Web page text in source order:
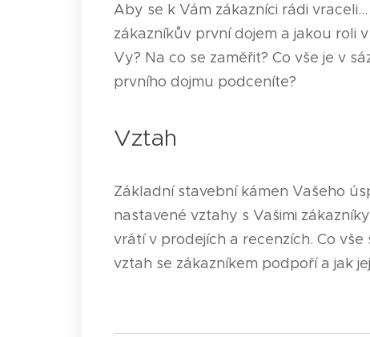
Aby se k Vám zákazníci rádi
zákazníkův první dojem a jakou roli
Vy? Na co se zaměřit? Co vše je v
prvního dojmu podceníte?
Vztah
Základní stavební kámen Vašeho
nastavené vztahy s Vašimi
vrátí v prodejích a recenzích. Co
vztah se zákazníkem podpoří a jak